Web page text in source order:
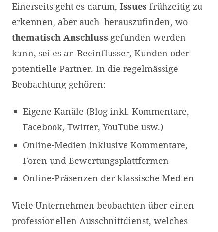
Einerseits geht es darum, Issues frühzeitig zu
erkennen, aber auch herauszufinden, wo
thematisch Anschluss gefunden werden
kann, sei es an Beeinflusser, Kunden oder
potentielle Partner. In die regelmässige
Beobachtung gehören:
Eigene Kanäle (Blog inkl. Kommentare,
Facebook, Twitter, YouTube usw.)
Online-Medien inklusive Kommentare,
Foren und Bewertungsplattformen
Online-Präsenzen der klassische Medien
Viele Unternehmen beobachten über einen
professionellen Ausschnittdienst, welches